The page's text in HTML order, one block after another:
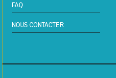
FAQ
NOUS CONTACTER